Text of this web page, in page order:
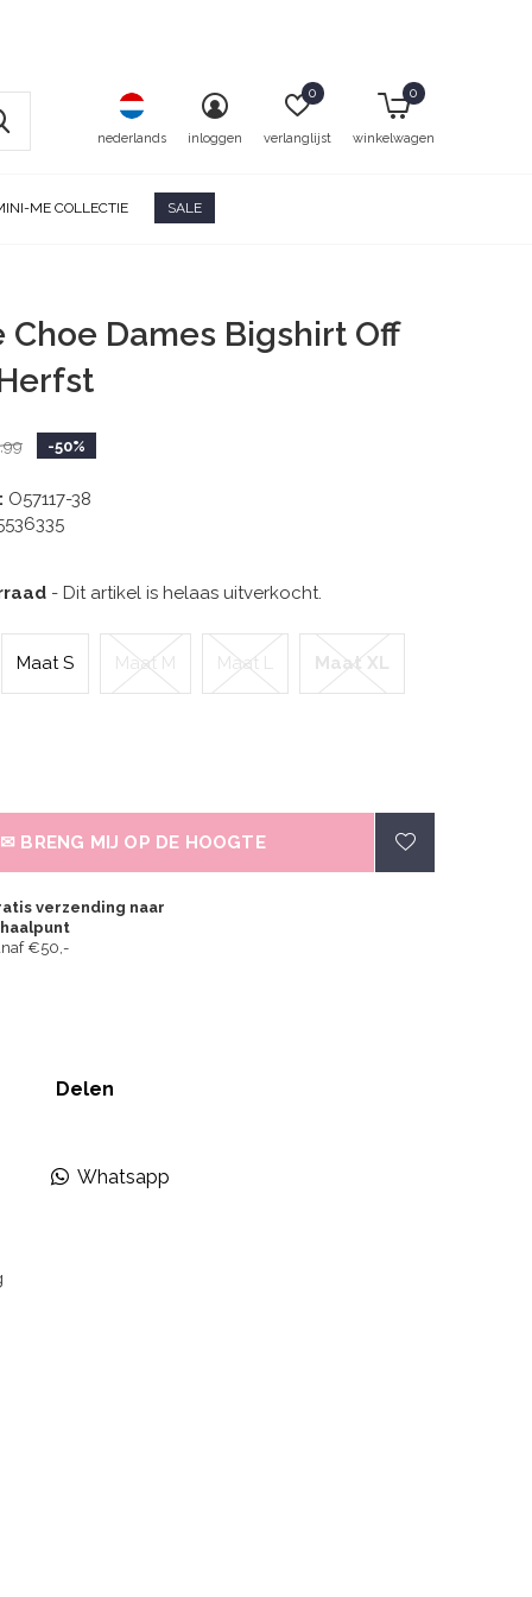
ME COLLECTIE SALE
nederlands inloggen verlanglijst
0
winkelwagen
0
Choe Dames Bigshirt Off
-50%
O57117-38
- Dit artikel is helaas uitverkocht.
Maat S Maat M Maat L Maat XL
✉ BRENG MIJ OP DE HOOGTE
verzending naar
€50,-
Delen
Whatsapp